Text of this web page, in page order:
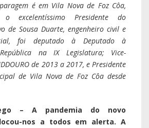
é em Vila Nova de Foz Côa,
excelentíssimo Presidente do
de Sousa Duarte, engenheiro civil e
foi deputado à Deputado à
na IX Legislatura; Vice-
de 2013 a 2017, e Presidente
de Vila Nova de Foz Côa desde
– A pandemia do novo
nos a todos em alerta. A